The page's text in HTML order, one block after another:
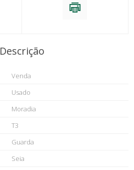
Descrição
Venda
Usado
Moradia
T3
Guarda
Seia